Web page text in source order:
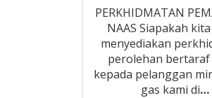
PERKHIDMATAN
NAAS Siapakah kita
menyediakan
perolehan bertaraf
kepada pelanggan
gas kami di…